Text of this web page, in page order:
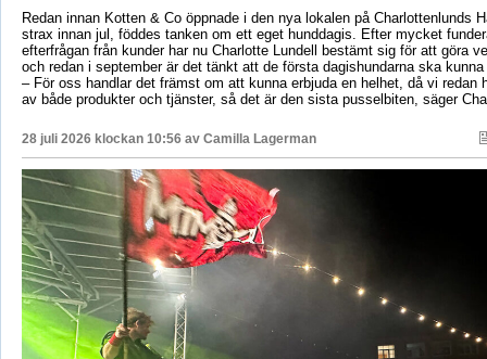
Redan innan Kotten & Co öppnade i den nya lokalen på Charlottenlunds
strax innan jul, föddes tanken om ett eget hunddagis. Efter mycket
efterfrågan från kunder har nu Charlotte Lundell bestämt sig för att göra
och redan i september är det tänkt att de första dagishundarna ska
– För oss handlar det främst om att kunna erbjuda en helhet, då vi redan
av både produkter och tjänster, så det är den sista pusselbiten, säger
28 juli 2026 klockan 10:56 av Camilla Lagerman